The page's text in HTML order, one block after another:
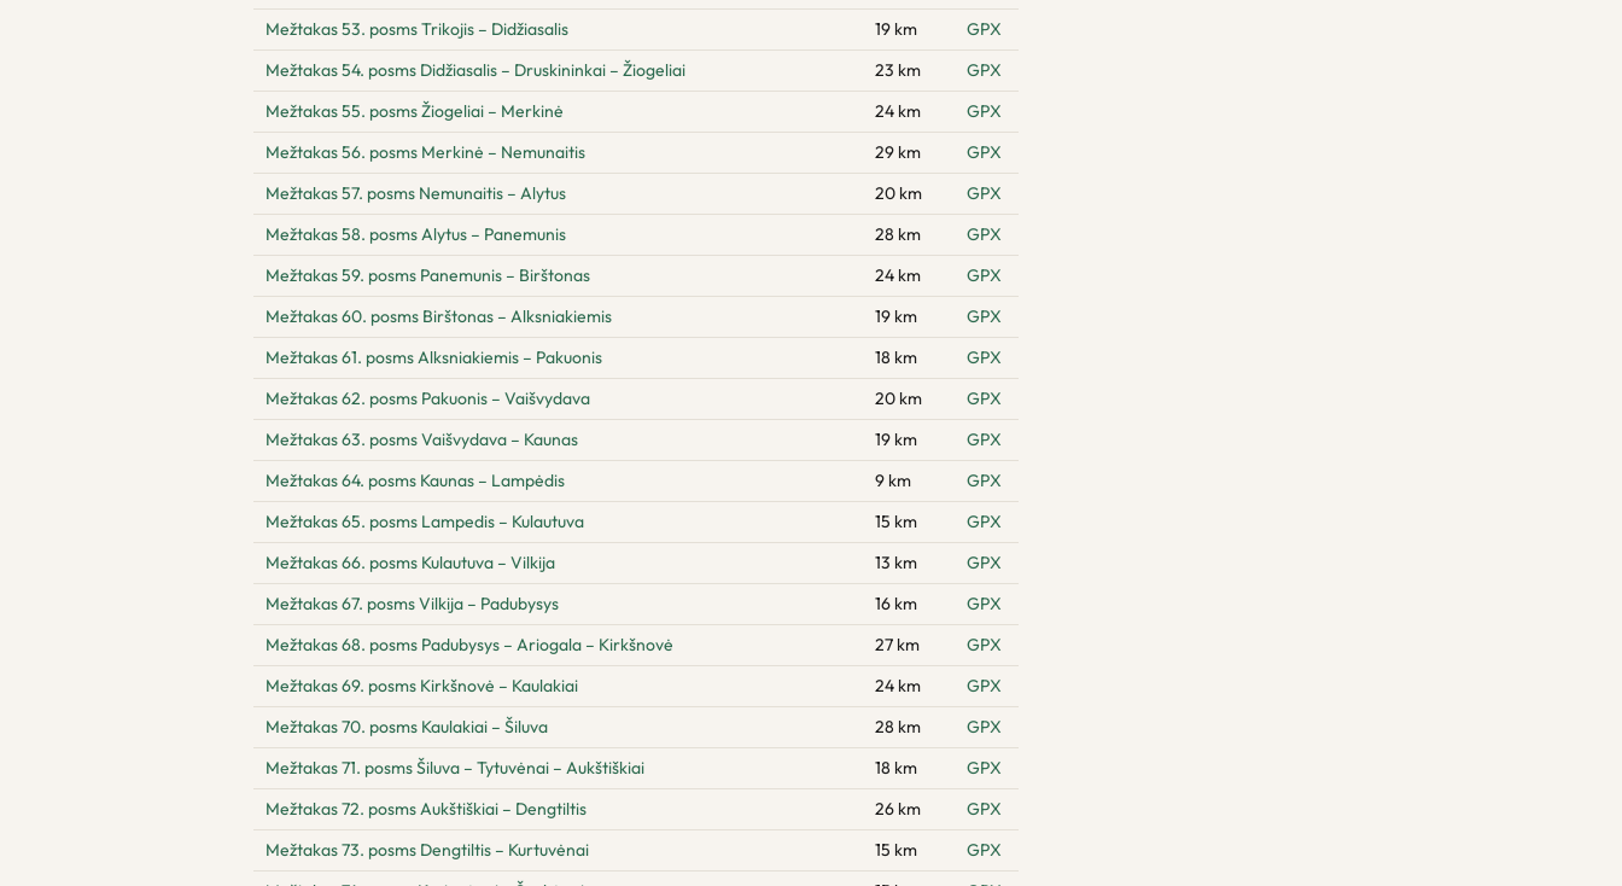
Mežtakas 53. posms Trikojis – Didžiasalis
19 km
GPX
Mežtakas 54. posms Didžiasalis – Druskininkai – Žiogeliai
23 km
GPX
Mežtakas 55. posms Žiogeliai – Merkinė
24 km
GPX
Mežtakas 56. posms Merkinė – Nemunaitis
29 km
GPX
Mežtakas 57. posms Nemunaitis – Alytus
20 km
GPX
Mežtakas 58. posms Alytus – Panemunis
28 km
GPX
Mežtakas 59. posms Panemunis – Birštonas
24 km
GPX
Mežtakas 60. posms Birštonas – Alksniakiemis
19 km
GPX
Mežtakas 61. posms Alksniakiemis – Pakuonis
18 km
GPX
Mežtakas 62. posms Pakuonis – Vaišvydava
20 km
GPX
Mežtakas 63. posms Vaišvydava – Kaunas
19 km
GPX
Mežtakas 64. posms Kaunas – Lampėdis
9 km
GPX
Mežtakas 65. posms Lampedis – Kulautuva
15 km
GPX
Mežtakas 66. posms Kulautuva – Vilkija
13 km
GPX
Mežtakas 67. posms Vilkija – Padubysys
16 km
GPX
Mežtakas 68. posms Padubysys – Ariogala – Kirkšnovė
27 km
GPX
Mežtakas 69. posms Kirkšnovė – Kaulakiai
24 km
GPX
Mežtakas 70. posms Kaulakiai – Šiluva
28 km
GPX
Mežtakas 71. posms Šiluva – Tytuvėnai – Aukštiškiai
18 km
GPX
Mežtakas 72. posms Aukštiškiai – Dengtiltis
26 km
GPX
Mežtakas 73. posms Dengtiltis – Kurtuvėnai
15 km
GPX